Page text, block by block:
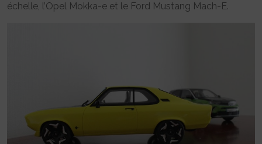
échelle, l’Opel Mokka-e et le Ford Mustang Mach-E.